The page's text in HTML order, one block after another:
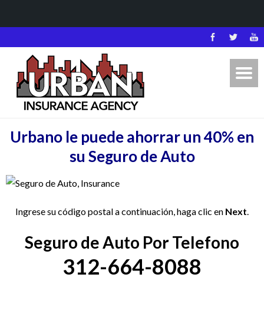
Urbano le puede ahorrar un 40% en
su Seguro de Auto
Ingrese su código postal a continuación, haga clic en Next.
Seguro de Auto Por Telefono
312-664-8088